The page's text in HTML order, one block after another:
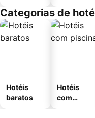
Categorias de
Hotéis
baratos
Hotéis
com